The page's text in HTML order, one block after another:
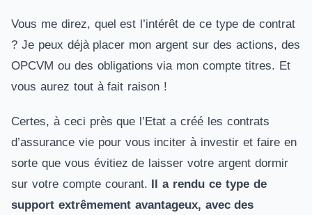
Vous me direz, quel est l’intérêt de ce type de contrat
? Je peux déjà placer mon argent sur des actions, des
OPCVM ou des obligations via mon compte titres. Et
vous aurez tout à fait raison !
Certes, à ceci près que l’Etat a créé les contrats
d’assurance vie pour vous inciter à investir et faire en
sorte que vous évitiez de laisser votre argent dormir
sur votre compte courant. Il a rendu ce type de
support extrêmement avantageux, avec des